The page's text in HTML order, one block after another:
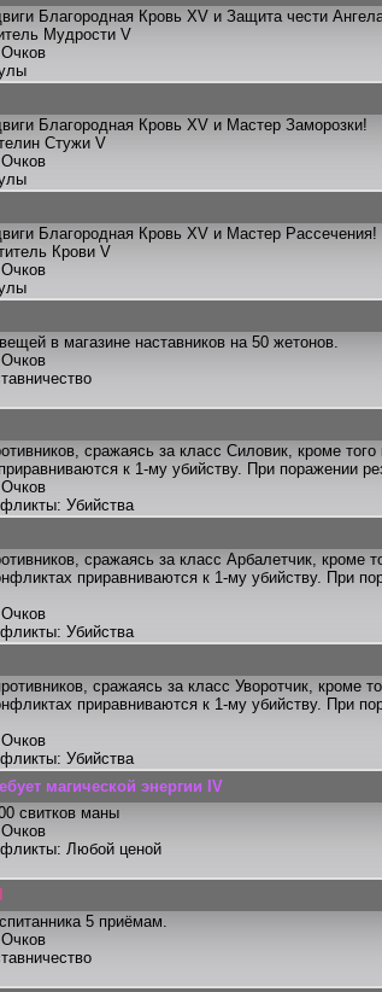
Благородная Кровь XV и Защита чести
Мудрости V
Очков
Благородная Кровь XV и Мастер Заморозки!
Стужи V
Очков
Благородная Кровь XV и Мастер Рассечения!
Крови V
Очков
в магазине наставников на 50 жетонов.
Очков
сражаясь за класс Силовик, кроме
к 1-му убийству. При поражении
Очков
Убийства
сражаясь за класс Арбалетчик, кроме
приравниваются к 1-му убийству. При
Очков
Убийства
сражаясь за класс Уворотчик, кроме
приравниваются к 1-му убийству. При
Очков
Убийства
магической энергии IV
свитков маны
Очков
Любой ценой
5 приёмам.
Очков